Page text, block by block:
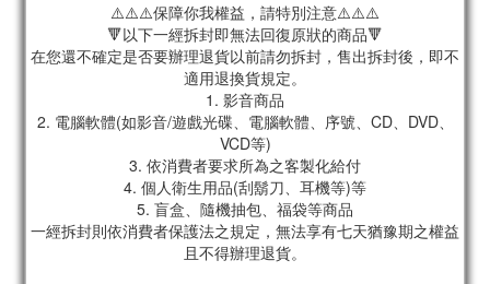
⚠️⚠️⚠️保障你我權益，請特別注意⚠️⚠️⚠️
🔻以下一經拆封即無法回復原狀的商品🔻
在您還不確定是否要辦理退貨以前請勿拆封，售出拆封後，即不
適用退換貨規定。
1. 影音商品
2. 電腦軟體(如影音/遊戲光碟、電腦軟體、序號、CD、DVD、
VCD等)
3. 依消費者要求所為之客製化給付
4. 個人衛生用品(刮鬍刀、耳機等)等
5. 盲盒、隨機抽包、福袋等商品
一經拆封則依消費者保護法之規定，無法享有七天猶豫期之權益
且不得辦理退貨。